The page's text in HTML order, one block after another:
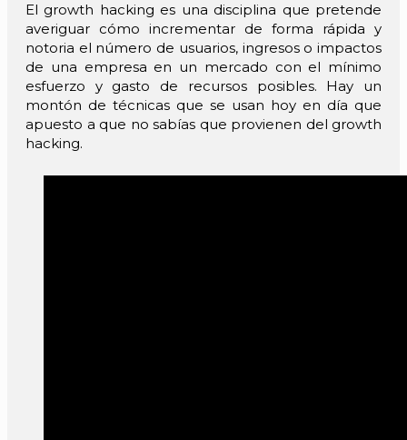
El growth hacking es una disciplina que pretende
averiguar cómo incrementar de forma rápida y
notoria el número de usuarios, ingresos o impactos
de una empresa en un mercado con el mínimo
esfuerzo y gasto de recursos posibles. Hay un
montón de técnicas que se usan hoy en día que
apuesto a que no sabías que provienen del growth
hacking.